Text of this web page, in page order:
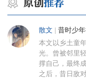
散文 昔时少
本文以乡土童
光。曾被邻里
撑自己，最终
之后，昔日敌